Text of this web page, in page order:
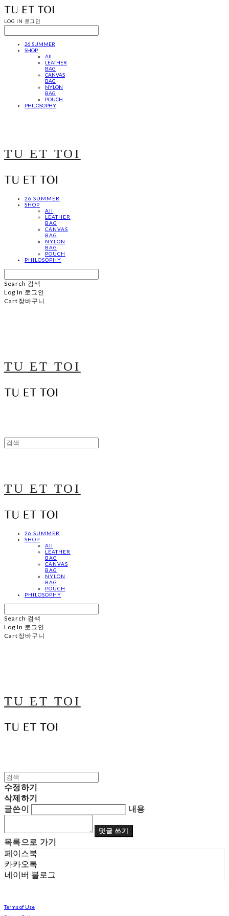
LOG IN 로그인
26 SUMMER
SHOP
All
LEATHER
BAG
CANVAS
BAG
NYLON
BAG
POUCH
PHILOSOPHY
TU ET TOI
26 SUMMER
SHOP
All
LEATHER
BAG
CANVAS
BAG
NYLON
BAG
POUCH
PHILOSOPHY
Search 검색
Log In 로그인
Cart 장바구니
TU ET TOI
TU ET TOI
26 SUMMER
SHOP
All
LEATHER
BAG
CANVAS
BAG
NYLON
BAG
POUCH
PHILOSOPHY
Search 검색
Log In 로그인
Cart 장바구니
TU ET TOI
수정하기
삭제하기
글쓴이
내용
댓글 쓰기
목록으로 가기
페이스북
카카오톡
네이버 블로그
Terms of Use